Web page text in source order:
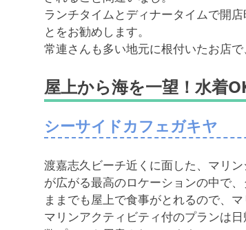
ランチタイムとディナータイムで開
とをお勧めします。
常連さんも多い地元に根付いたお店
屋上から海を一望！水着
シーサイドカフェガキヤ
渡嘉志久ビーチ近くに面した、マリ
が広がる最高のロケーションの中で
ままでも屋上で食事がとれるので、
マリンアクティビティ付のプランは